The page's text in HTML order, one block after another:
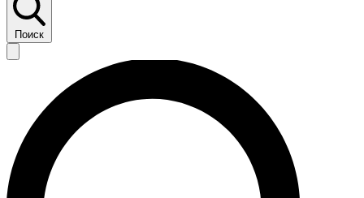
Поиск